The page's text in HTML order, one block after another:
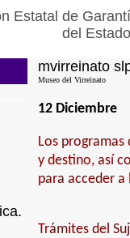
Estatal de
del
mvirreinato
Museo del Virreinato
12 Diciembre
Los
y destino, así
para acceder a
Trámites del